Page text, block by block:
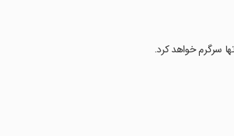
سرگرم خواهد کرد.